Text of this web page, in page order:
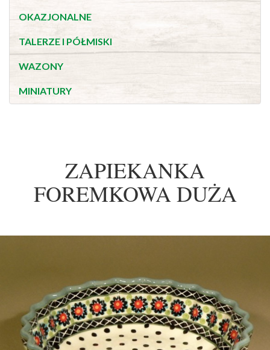
OKAZJONALNE
TALERZE I PÓŁMISKI
WAZONY
MINIATURY
ZAPIEKANKA
FOREMKOWA DUŻA